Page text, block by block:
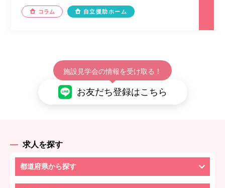
コラム 自立援助ホーム
施設見学会の情報を受け取る！
お友だち登録はこちら
求人を探す
都道府県から探す